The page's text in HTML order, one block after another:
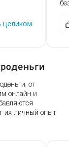
целиком
от
онлайн и
их личный опыт